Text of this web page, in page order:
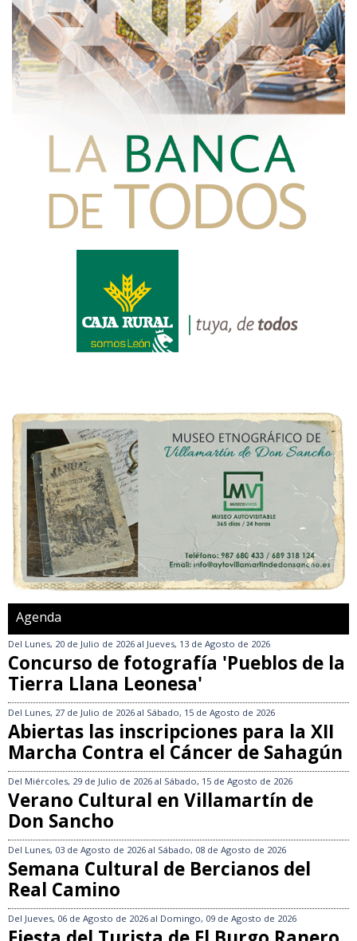
Agenda
Del Lunes, 20 de Julio de 2026 al Jueves, 13 de Agosto de 2026
Concurso de fotografía 'Pueblos de la
Tierra Llana Leonesa'
Del Lunes, 27 de Julio de 2026 al Sábado, 15 de Agosto de 2026
Abiertas las inscripciones para la XII
Marcha Contra el Cáncer de Sahagún
Del Miércoles, 29 de Julio de 2026 al Sábado, 15 de Agosto de 2026
Verano Cultural en Villamartín de
Don Sancho
Del Lunes, 03 de Agosto de 2026 al Sábado, 08 de Agosto de 2026
Semana Cultural de Bercianos del
Real Camino
Del Jueves, 06 de Agosto de 2026 al Domingo, 09 de Agosto de 2026